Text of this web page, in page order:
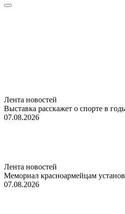
Лента новостей
Выставка расскажет о спорте в
07.08.2026
Лента новостей
Мемориал красноармейцам
07.08.2026